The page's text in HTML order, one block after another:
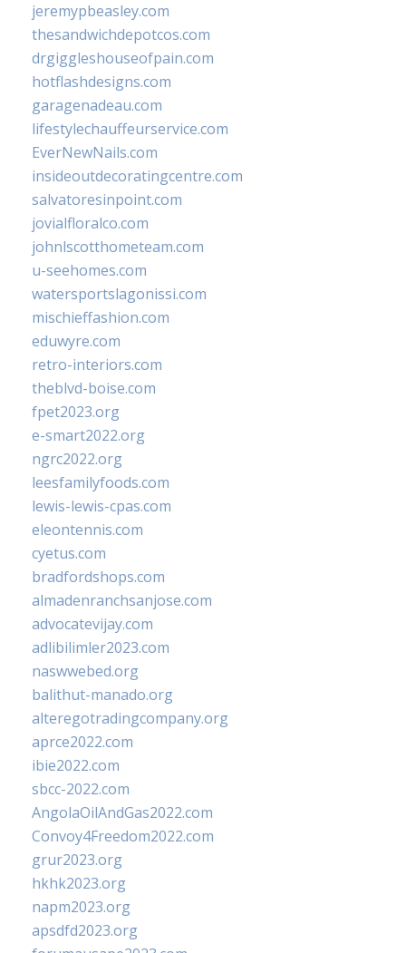
jeremypbeasley.com
thesandwichdepotcos.com
drgiggleshouseofpain.com
hotflashdesigns.com
garagenadeau.com
lifestylechauffeurservice.com
EverNewNails.com
insideoutdecoratingcentre.com
salvatoresinpoint.com
jovialfloralco.com
johnlscotthometeam.com
u-seehomes.com
watersportslagonissi.com
mischieffashion.com
eduwyre.com
retro-interiors.com
theblvd-boise.com
fpet2023.org
e-smart2022.org
ngrc2022.org
leesfamilyfoods.com
lewis-lewis-cpas.com
eleontennis.com
cyetus.com
bradfordshops.com
almadenranchsanjose.com
advocatevijay.com
adlibilimler2023.com
naswwebed.org
balithut-manado.org
alteregotradingcompany.org
aprce2022.com
ibie2022.com
sbcc-2022.com
AngolaOilAndGas2022.com
Convoy4Freedom2022.com
grur2023.org
hkhk2023.org
napm2023.org
apsdfd2023.org